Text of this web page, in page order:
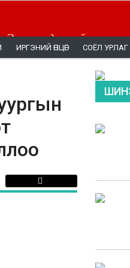
Эерэг мэдээллийг эн
ИРГЭНИЙ ӨНЦӨГ СОЁЛ УРЛАГ